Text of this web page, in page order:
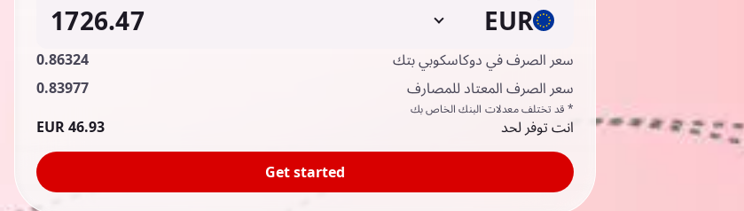
EUR
سعر الصرف في دوكاسكوبي بتك
0.86324
سعر الصرف المعتاد للمصارف
0.83977
* قد تختلف معدلات البنك الخاص بك
انت توفر لحد 46.93 EUR
Get started